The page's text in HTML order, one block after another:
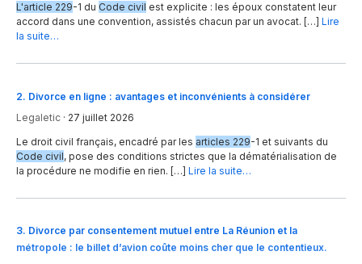
L'article 229-1 du Code civil est explicite : les époux constatent leur
accord dans une convention, assistés chacun par un avocat. […] Lire
la suite…
2. Divorce en ligne : avantages et inconvénients à considérer
Legaletic · 27 juillet 2026
Le droit civil français, encadré par les articles 229-1 et suivants du
Code civil, pose des conditions strictes que la dématérialisation de
la procédure ne modifie en rien. […] Lire la suite…
3. Divorce par consentement mutuel entre La Réunion et la
métropole : le billet d’avion coûte moins cher que le contentieux.